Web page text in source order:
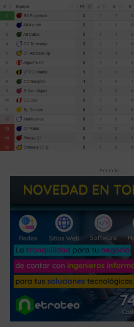
Anuncio